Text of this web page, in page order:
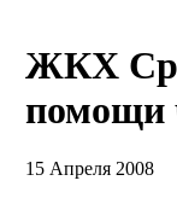
ЖКХ
помощи
15 Апреля 2008